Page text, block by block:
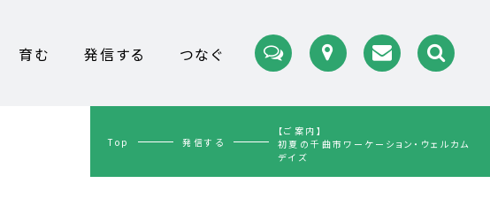
育む 発信する つなぐ
Top 発信する
【ご案内】
初夏の千曲市ワーケーション・ウェルカム
デイズ